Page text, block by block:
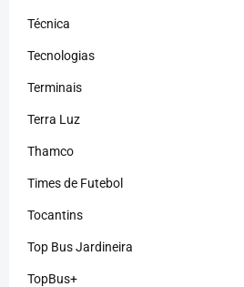
Técnica
Tecnologias
Terminais
Terra Luz
Thamco
Times de Futebol
Tocantins
Top Bus Jardineira
TopBus+